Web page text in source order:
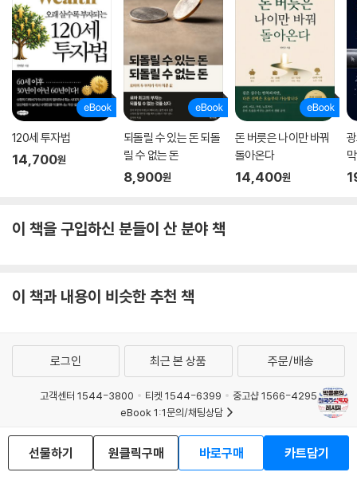
120세 투자법
14,700원
되돌릴 수 있는 돈 되돌
릴 수 없는 돈
8,900원
돈 버릇은 나이만 바꿔
돌아온다
14,400원
이 책을 구입하신 분들이 산 분야 책
이 책과 내용이 비슷한 추천 책
선물하기 원클릭구매 바로구매 카트담기
로그인 최근 본 상품 주문/배송
고객센터 1544-3800 티켓 1544-6399
중고샵 1566-4295
eBook 1:1문의/채팅상담
예스이십사(주) 사업자 정보
이용약관
개인정보처리방침
청소년보호정책